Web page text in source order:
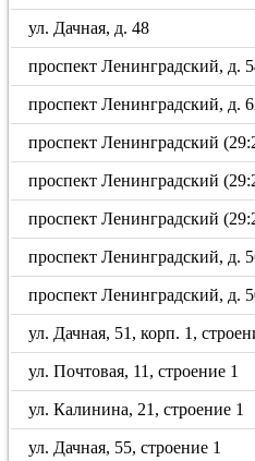
ул. Дачная, д. 48
проспект Ленинградский, д.
проспект Ленинградский, д.
проспект Ленинградский
проспект Ленинградский
проспект Ленинградский
проспект Ленинградский, д.
проспект Ленинградский, д.
ул. Дачная, 51, корп. 1,
ул. Почтовая, 11, строение 1
ул. Калинина, 21, строение 1
ул. Дачная, 55, строение 1